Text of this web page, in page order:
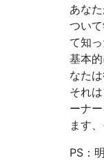
あな
つい
て知っ
基本
なた
それ
ーナ
ます
PS：